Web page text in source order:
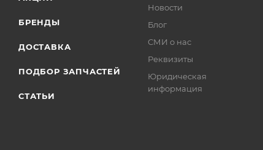
БРЕНДЫ
ДОСТАВКА
ПОДБОР ЗАПЧАСТЕЙ
СТАТЬИ
Новости
Блог
СМИ о нас
Реквизиты
Юридическая
информация